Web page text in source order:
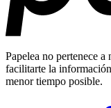
Papelea no pertenece
facilitarte la
menor tiempo posible.